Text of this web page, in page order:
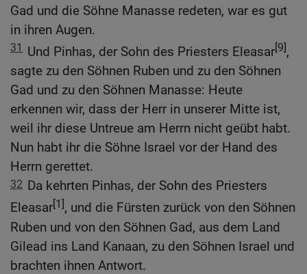
Gad und die Söhne Manasse redeten, war es gut
in ihren Augen.
31 Und Pinhas, der Sohn des Priesters Eleasar[9],
sagte zu den Söhnen Ruben und zu den Söhnen
Gad und zu den Söhnen Manasse: Heute
erkennen wir, dass der Herr in unserer Mitte ist,
weil ihr diese Untreue am Herrn nicht geübt habt.
Nun habt ihr die Söhne Israel vor der Hand des
Herrn gerettet.
32 Da kehrten Pinhas, der Sohn des Priesters
Eleasar[1], und die Fürsten zurück von den Söhnen
Ruben und von den Söhnen Gad, aus dem Land
Gilead ins Land Kanaan, zu den Söhnen Israel und
brachten ihnen Antwort.